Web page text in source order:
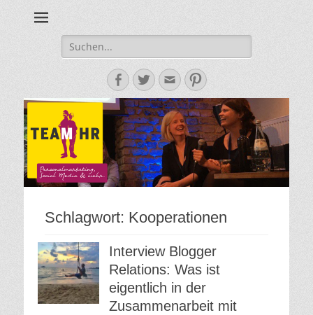
Blog
Suche
nach:
Facebook
Twitter
E-
Mail-
Adresse
Pinterest
Schlagwort: Kooperationen
Interview Blogger
Relations: Was ist
eigentlich in der
Zusammenarbeit mit